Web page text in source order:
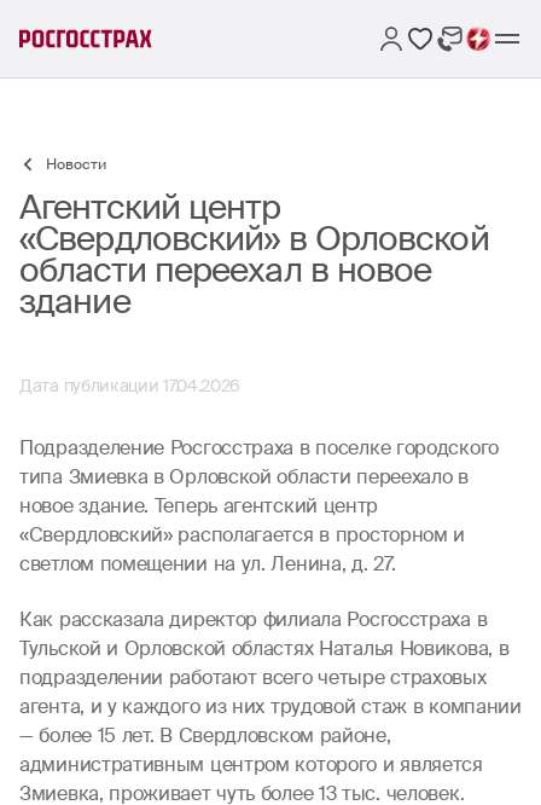
Новости
Агентский центр
«Свердловский» в Орловской
области переехал в новое
здание
Дата публикации 17.04.2026
Подразделение Росгосстраха в поселке городского
типа Змиевка в Орловской области переехало в
новое здание. Теперь агентский центр
«Свердловский» располагается в просторном и
светлом помещении на ул. Ленина, д. 27.
Как рассказала директор филиала Росгосстраха в
Тульской и Орловской областях Наталья Новикова, в
подразделении работают всего четыре страховых
агента, и у каждого из них трудовой стаж в компании
— более 15 лет. В Свердловском районе,
административным центром которого и является
Змиевка, проживает чуть более 13 тыс. человек.